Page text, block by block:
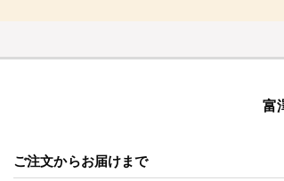
富
ご注文からお届けまで